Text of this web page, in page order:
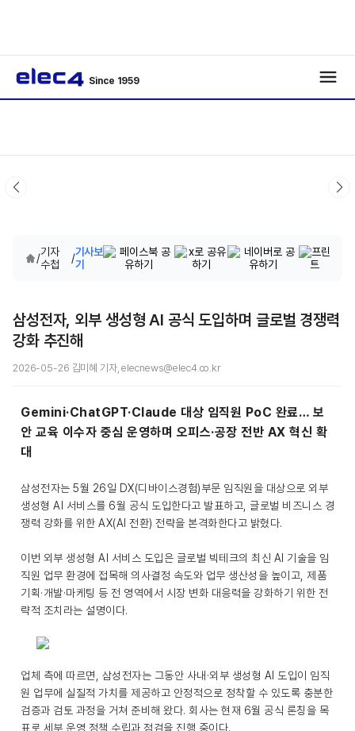
Since 1959
/기자
수첩
/기사보
기
삼성전자, 외부 생성형 AI 공식 도입하며 글로벌 경쟁력
강화 추진해
2026-05-26 김미혜 기자, elecnews@elec4.co.kr
Gemini·ChatGPT·Claude 대상 임직원 PoC 완료… 보
안 교육 이수자 중심 운영하며 오피스·공장 전반 AX 혁신 확
대
삼성전자는 5월 26일 DX(디바이스경험)부문 임직원을 대상으로 외부
생성형 AI 서비스를 6월 공식 도입한다고 발표하고, 글로벌 비즈니스 경
쟁력 강화를 위한 AX(AI 전환) 전략을 본격화한다고 밝혔다.
이번 외부 생성형 AI 서비스 도입은 글로벌 빅테크의 최신 AI 기술을 임
직원 업무 환경에 접목해 의사결정 속도와 업무 생산성을 높이고, 제품
기획·개발·마케팅 등 전 영역에서 시장 변화 대응력을 강화하기 위한 전
략적 조치라는 설명이다.
업체 측에 따르면, 삼성전자는 그동안 사내·외부 생성형 AI 도입이 임직
원 업무에 실질적 가치를 제공하고 안정적으로 정착할 수 있도록 충분한
검증과 검토 과정을 거쳐 준비해 왔다. 회사는 현재 6월 공식 론칭을 목
표로 세부 운영 정책 수립과 점검을 진행 중이다.